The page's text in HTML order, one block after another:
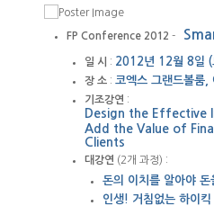
FP Conference 2012 -
일 시 : 2012년 12월 8일
장 소 :코엑스 그랜드볼룸,
기조강연 :
Design the Effective
Add the Value of
Clients
대강연 (2개 과정) :
돈의 이치를 알아야 돈
인생! 거침없는 하이킥